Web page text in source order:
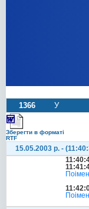
1366 У
Зберегти в форматі
RTF
15.05.2003 р. -